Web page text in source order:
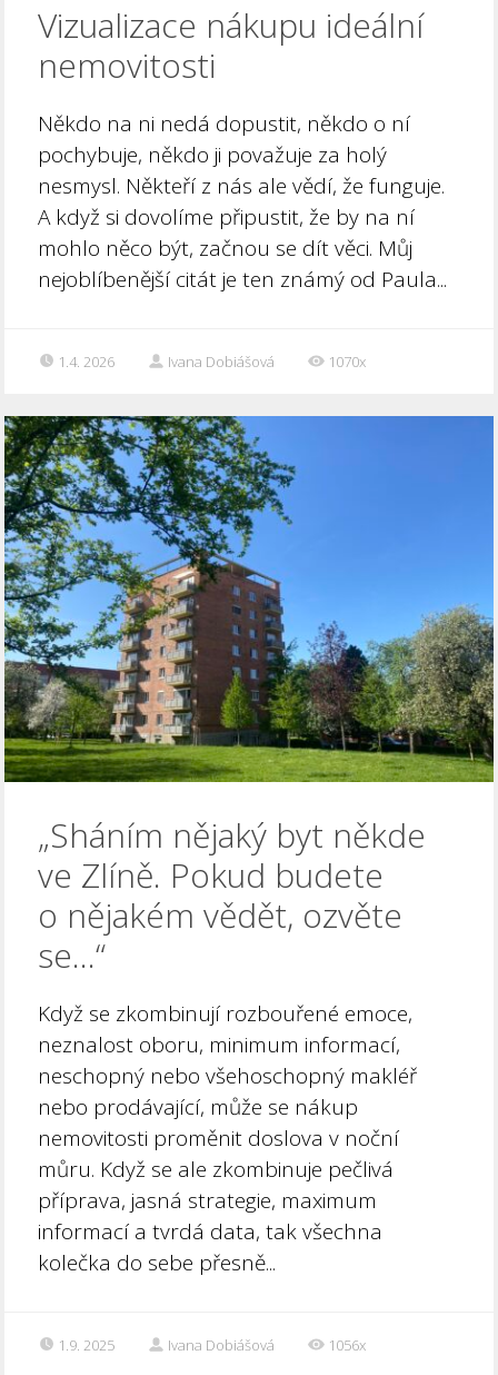
Vizualizace nákupu ideální
nemovitosti
Někdo na ni nedá dopustit, někdo o ní
pochybuje, někdo ji považuje za holý
nesmysl. Někteří z nás ale vědí, že funguje.
A když si dovolíme připustit, že by na ní
mohlo něco být, začnou se dít věci. Můj
nejoblíbenější citát je ten známý od Paula...
1.4. 2026 Ivana Dobiášová 1070x
„Sháním nějaký byt někde
ve Zlíně. Pokud budete
o nějakém vědět, ozvěte
se…“
Když se zkombinují rozbouřené emoce,
neznalost oboru, minimum informací,
neschopný nebo všehoschopný makléř
nebo prodávající, může se nákup
nemovitosti proměnit doslova v noční
můru. Když se ale zkombinuje pečlivá
příprava, jasná strategie, maximum
informací a tvrdá data, tak všechna
kolečka do sebe přesně...
1.9. 2025 Ivana Dobiášová 1056x